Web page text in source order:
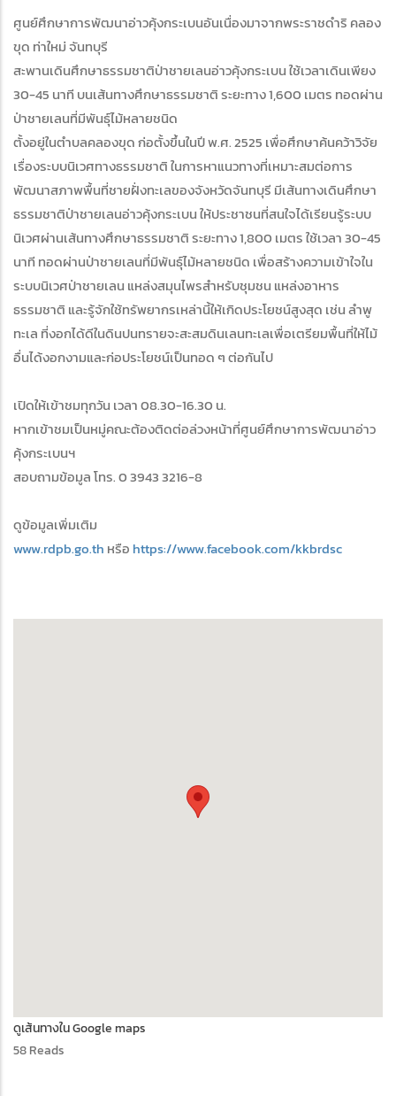
ศูนย์ศึกษาการพัฒนาอ่าวคุ้งกระเบนอันเนื่องมาจากพระราชดำริ คลอง
ขุด ท่าใหม่ จันทบุรี
สะพานเดินศึกษาธรรมชาติป่าชายเลนอ่าวคุ้งกระเบน ใช้เวลาเดินเพียง
30-45 นาที บนเส้นทางศึกษาธรรมชาติ ระยะทาง 1,600 เมตร ทอดผ่าน
ป่าชายเลนที่มีพันธุ์ไม้หลายชนิด
ตั้งอยู่ในตำบลคลองขุด ก่อตั้งขึ้นในปี พ.ศ. 2525 เพื่อศึกษาค้นคว้าวิจัย
เรื่องระบบนิเวศทางธรรมชาติ ในการหาแนวทางที่เหมาะสมต่อการ
พัฒนาสภาพพื้นที่ชายฝั่งทะเลของจังหวัดจันทบุรี มีเส้นทางเดินศึกษา
ธรรมชาติป่าชายเลนอ่าวคุ้งกระเบน ให้ประชาชนที่สนใจได้เรียนรู้ระบบ
นิเวศผ่านเส้นทางศึกษาธรรมชาติ ระยะทาง 1,800 เมตร ใช้เวลา 30-45
นาที ทอดผ่านป่าชายเลนที่มีพันธุ์ไม้หลายชนิด เพื่อสร้างความเข้าใจใน
ระบบนิเวศป่าชายเลน แหล่งสมุนไพรสำหรับชุมชน แหล่งอาหาร
ธรรมชาติ และรู้จักใช้ทรัพยากรเหล่านี้ให้เกิดประโยชน์สูงสุด เช่น ลำพู
ทะเล ที่งอกได้ดีในดินปนทรายจะสะสมดินเลนทะเลเพื่อเตรียมพื้นที่ให้ไม้
อื่นได้งอกงามและก่อประโยชน์เป็นทอด ๆ ต่อกันไป
เปิดให้เข้าชมทุกวัน เวลา 08.30-16.30 น.
หากเข้าชมเป็นหมู่คณะต้องติดต่อล่วงหน้าที่ศูนย์ศึกษาการพัฒนาอ่าว
คุ้งกระเบนฯ
สอบถามข้อมูล โทร. 0 3943 3216-8
ดูข้อมูลเพิ่มเติม
www.rdpb.go.th หรือ https://www.facebook.com/kkbrdsc
ดูเส้นทางใน Google maps
58 Reads